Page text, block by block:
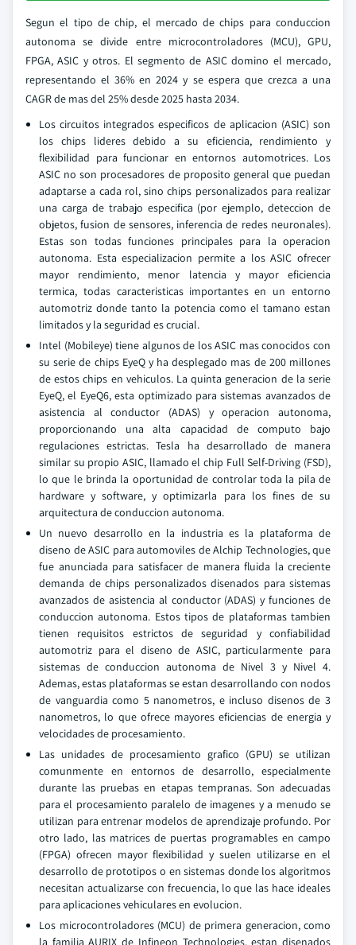
Segun el tipo de chip, el mercado de chips para conduccion
autonoma se divide entre microcontroladores (MCU), GPU,
FPGA, ASIC y otros. El segmento de ASIC domino el mercado,
representando el 36% en 2024 y se espera que crezca a una
CAGR de mas del 25% desde 2025 hasta 2034.
Los circuitos integrados especificos de aplicacion (ASIC) son
los chips lideres debido a su eficiencia, rendimiento y
flexibilidad para funcionar en entornos automotrices. Los
ASIC no son procesadores de proposito general que puedan
adaptarse a cada rol, sino chips personalizados para realizar
una carga de trabajo especifica (por ejemplo, deteccion de
objetos, fusion de sensores, inferencia de redes neuronales).
Estas son todas funciones principales para la operacion
autonoma. Esta especializacion permite a los ASIC ofrecer
mayor rendimiento, menor latencia y mayor eficiencia
termica, todas caracteristicas importantes en un entorno
automotriz donde tanto la potencia como el tamano estan
limitados y la seguridad es crucial.
Intel (Mobileye) tiene algunos de los ASIC mas conocidos con
su serie de chips EyeQ y ha desplegado mas de 200 millones
de estos chips en vehiculos. La quinta generacion de la serie
EyeQ, el EyeQ6, esta optimizado para sistemas avanzados de
asistencia al conductor (ADAS) y operacion autonoma,
proporcionando una alta capacidad de computo bajo
regulaciones estrictas. Tesla ha desarrollado de manera
similar su propio ASIC, llamado el chip Full Self-Driving (FSD),
lo que le brinda la oportunidad de controlar toda la pila de
hardware y software, y optimizarla para los fines de su
arquitectura de conduccion autonoma.
Un nuevo desarrollo en la industria es la plataforma de
diseno de ASIC para automoviles de Alchip Technologies, que
fue anunciada para satisfacer de manera fluida la creciente
demanda de chips personalizados disenados para sistemas
avanzados de asistencia al conductor (ADAS) y funciones de
conduccion autonoma. Estos tipos de plataformas tambien
tienen requisitos estrictos de seguridad y confiabilidad
automotriz para el diseno de ASIC, particularmente para
sistemas de conduccion autonoma de Nivel 3 y Nivel 4.
Ademas, estas plataformas se estan desarrollando con nodos
de vanguardia como 5 nanometros, e incluso disenos de 3
nanometros, lo que ofrece mayores eficiencias de energia y
velocidades de procesamiento.
Las unidades de procesamiento grafico (GPU) se utilizan
comunmente en entornos de desarrollo, especialmente
durante las pruebas en etapas tempranas. Son adecuadas
para el procesamiento paralelo de imagenes y a menudo se
utilizan para entrenar modelos de aprendizaje profundo. Por
otro lado, las matrices de puertas programables en campo
(FPGA) ofrecen mayor flexibilidad y suelen utilizarse en el
desarrollo de prototipos o en sistemas donde los algoritmos
necesitan actualizarse con frecuencia, lo que las hace ideales
para aplicaciones vehiculares en evolucion.
Los microcontroladores (MCU) de primera generacion, como
la familia AURIX de Infineon Technologies, estan disenados